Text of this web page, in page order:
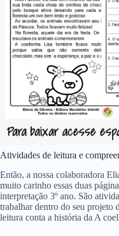
Atividades de leitura e
Então, a nossa colaboradora
muito carinho essas duas
interpretação 3º ano. São
trabalhar dentro do seu projeto
leitura conta a história da A